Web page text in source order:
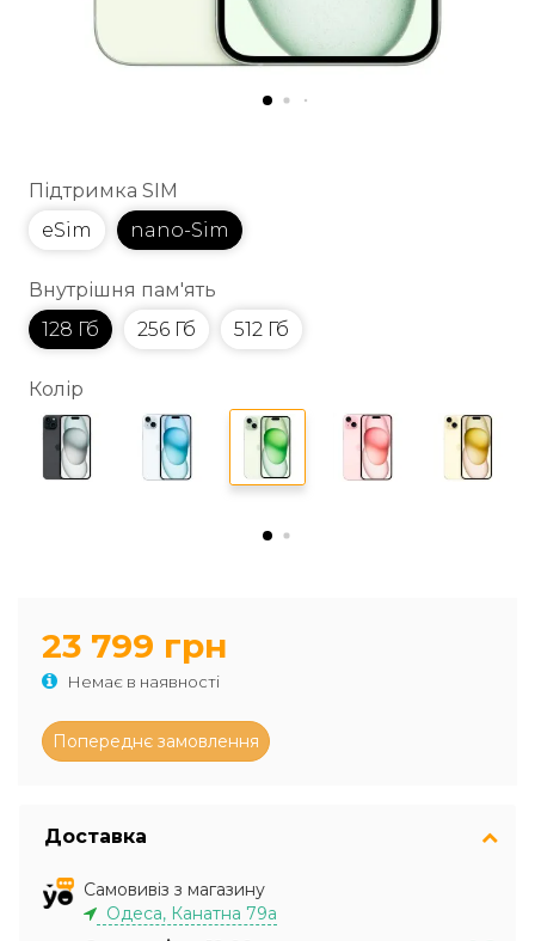
Підтримка SIM
eSim
nano-Sim
Внутрішня пам'ять
128 Гб
256 Гб 512 Гб
Колір
23 799 грн
Немає в наявності
Доставка
Самовивіз з магазину
Одеса, Канатна 79а